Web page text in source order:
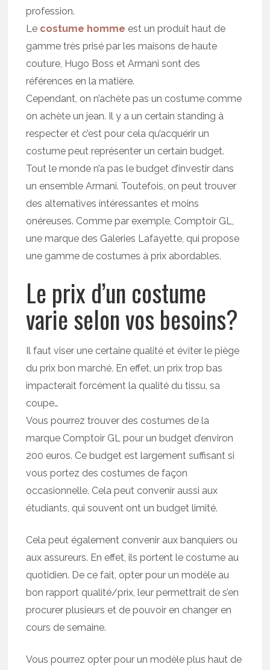
profession.
Le costume homme est un produit haut de
gamme très prisé par les maisons de haute
couture, Hugo Boss et Armani sont des
références en la matière.
Cependant, on n’achète pas un costume comme
on achète un jean. Il y a un certain standing à
respecter et c’est pour cela qu’acquérir un
costume peut représenter un certain budget.
Tout le monde n’a pas le budget d’investir dans
un ensemble Armani. Toutefois, on peut trouver
des alternatives intéressantes et moins
onéreuses. Comme par exemple, Comptoir GL,
une marque des Galeries Lafayette, qui propose
une gamme de costumes à prix abordables.
Le prix d’un costume
varie selon vos besoins?
Il faut viser une certaine qualité et éviter le piège
du prix bon marché. En effet, un prix trop bas
impacterait forcément la qualité du tissu, sa
coupe…
Vous pourrez trouver des costumes de la
marque Comptoir GL pour un budget d’environ
200 euros. Ce budget est largement suffisant si
vous portez des costumes de façon
occasionnelle. Cela peut convenir aussi aux
étudiants, qui souvent ont un budget limité.
Cela peut également convenir aux banquiers ou
aux assureurs. En effet, ils portent le costume au
quotidien. De ce fait, opter pour un modèle au
bon rapport qualité/prix, leur permettrait de s’en
procurer plusieurs et de pouvoir en changer en
cours de semaine.
Vous pourrez opter pour un modèle plus haut de